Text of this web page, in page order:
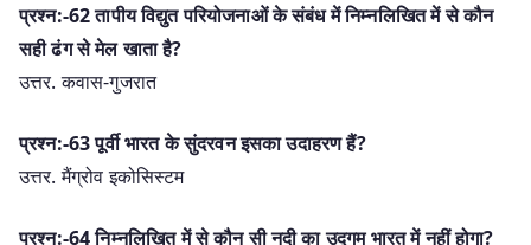
प्रश्न:-62 तापीय विद्युत परियोजनाओं के संबंध में निम्नलिखित में से कौन
सही ढंग से मेल खाता है?
उत्तर. कवास-गुजरात
प्रश्न:-63 पूर्वी भारत के सुंदरवन इसका उदाहरण हैं?
उत्तर. मैंग्रोव इकोसिस्टम
प्रश्न:-64 निम्नलिखित में से कौन सी नदी का उद्गम भारत में नहीं होगा?